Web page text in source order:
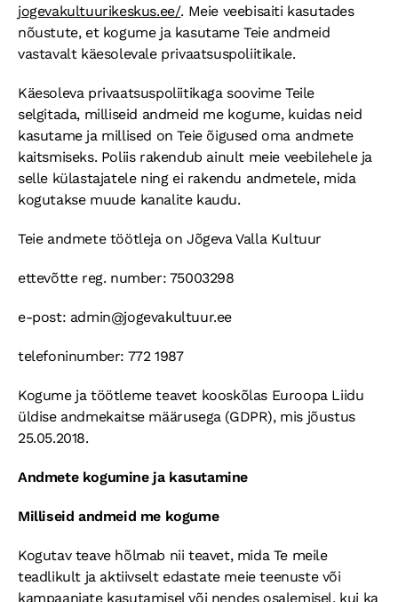
GALERII
AJALUGU
KAUPLEJALE
KONTAKTID
SÜNDMUSTE GALERII
jogevakultuurikeskus.ee/. Meie veebisaiti kasutades
nõustute, et kogume ja kasutame Teie andmeid
vastavalt käesolevale privaatsuspoliitikale.
Käesoleva privaatsuspoliitikaga soovime Teile
selgitada, milliseid andmeid me kogume, kuidas neid
kasutame ja millised on Teie õigused oma andmete
kaitsmiseks. Poliis rakendub ainult meie veebilehele ja
selle külastajatele ning ei rakendu andmetele, mida
kogutakse muude kanalite kaudu.
Teie andmete töötleja on Jõgeva Valla Kultuur
ettevõtte reg. number: 75003298
e-post: admin@jogevakultuur.ee
telefoninumber: 772 1987
Kogume ja töötleme teavet kooskõlas Euroopa Liidu
üldise andmekaitse määrusega (GDPR), mis jõustus
25.05.2018.
Andmete kogumine ja kasutamine
Milliseid andmeid me kogume
Kogutav teave hõlmab nii teavet, mida Te meile
teadlikult ja aktiivselt edastate meie teenuste või
kampaaniate kasutamisel või nendes osalemisel, kui ka